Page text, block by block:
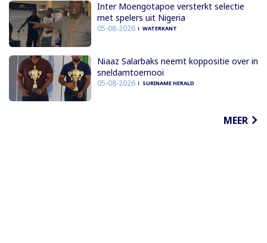
Inter Moengotapoe versterkt selectie
met spelers uit Nigeria
05-08-2026 WATERKANT
Niaaz Salarbaks neemt koppositie over in
sneldamtoernooi
05-08-2026 SURINAME HERALD
MEER